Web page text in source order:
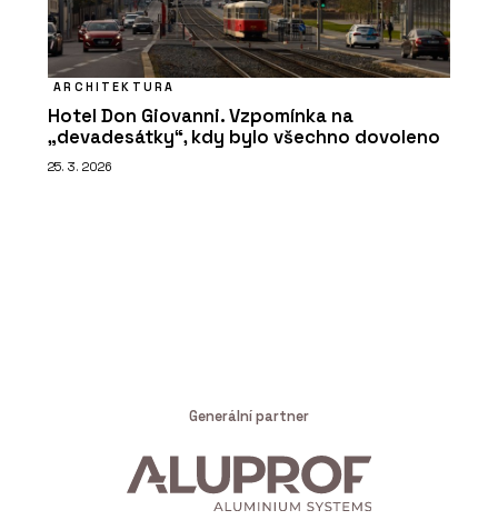
ARCHITEKTURA
Hotel Don Giovanni. Vzpomínka na
„devadesátky“, kdy bylo všechno dovoleno
25. 3. 2026
Generální partner